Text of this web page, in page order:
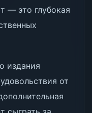
— это глубокая
издания
от